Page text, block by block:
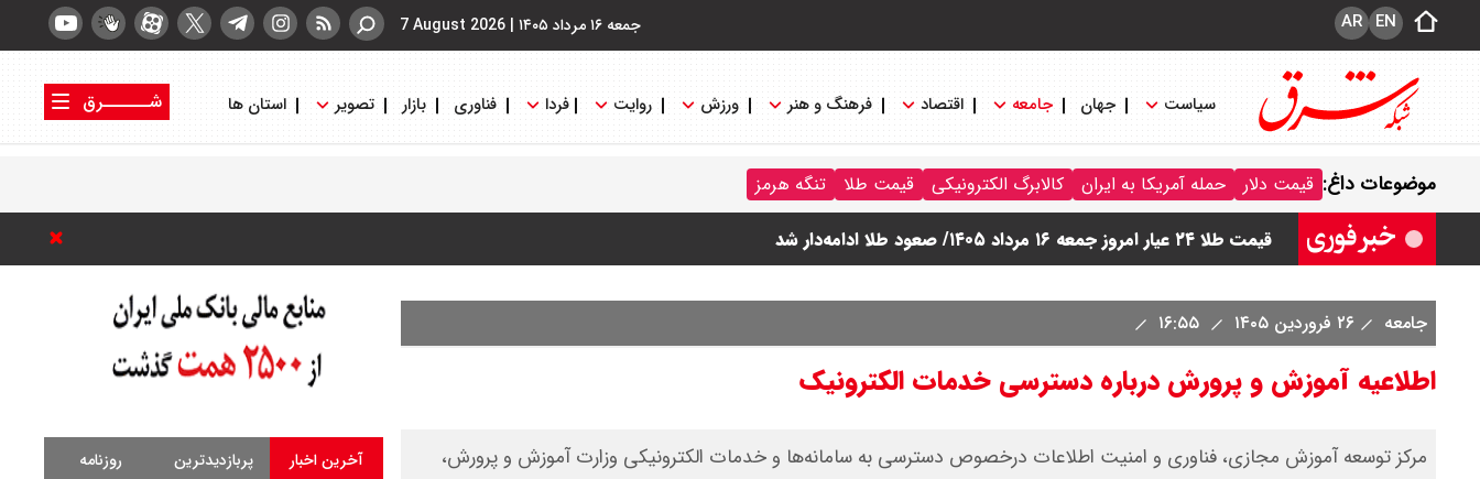
جمعه ۱۶ مرداد ۱۴۰۵ |
7 August 2026 EN
AR
سیاست جهان جامعه اقتصاد فرهنگ و هنر ورزش روایت فردا فناوری بازار تصویر استان ها
شــــــرق
موضوعات داغ: قیمت دلار حمله آمریکا به ایران کالابرگ الکترونیکی قیمت طلا تنگه هرمز
قیمت دینار عراق امروز جمعه ۱۶ مرداد ۱۴۰۵ اعلام شد + جدول
قیمت سکه امامی امروز جمعه ۱۶ مرداد ۱۴۰۵ اعلام شد/ کاهش قیمت سکه
قیمت طلا ۲۴ عیار امروز جمعه ۱۶ مرداد ۱۴۰۵/ صعود طلا ادامه‌دار شد
قیمت نفت امروز جمعه ۱۶ مرداد ۱۴۰۵ / نفت صعودی شد + جدول
جامعه ۲۶ فروردین ۱۴۰۵
اطلاعیه آموزش و پرورش درباره دسترسی خدمات الکترونیک
مرکز توسعه آموزش مجازی، فناوری و امنیت اطلاعات درخصوص دسترسی به سامانه‌ها و خدمات الکترونیکی وزارت آموزش و پرورش،
آخرین اخبار پربازدیدترین روزنامه